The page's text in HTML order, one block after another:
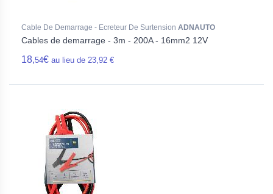
Cable De Demarrage - Ecreteur De Surtension ADNAUTO
Cables de demarrage - 3m - 200A - 16mm2 12V
18,54€ au lieu de 23,92 €